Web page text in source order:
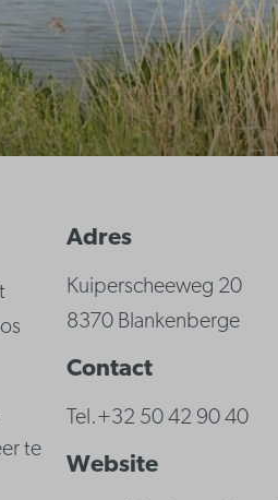
te
Adres
Kuiperscheeweg 20
8370 Blankenberge
Contact
Tel.+32 50 42 90 40
Website